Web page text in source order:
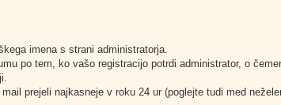
imena s strani administratorja.
po tem, ko vašo registracijo potrdi administrator, o čemer
prejeli najkasneje v roku 24 ur (poglejte tudi med